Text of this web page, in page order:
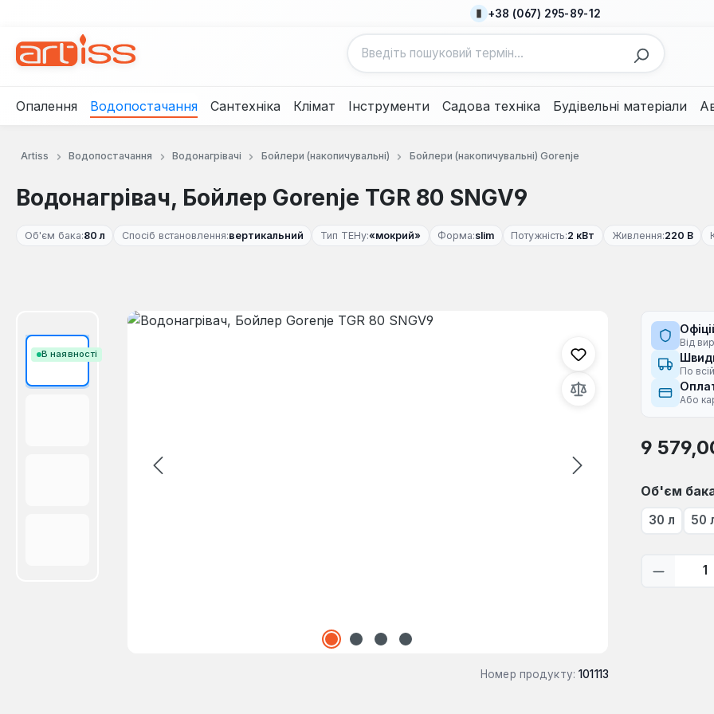
+38 (067) 295-89-12
Опалення Водопостачання Сантехніка Клімат Інструменти Садова техніка Будівельні матеріали
Artiss Водопостачання Водонагрівачі Бойлери (накопичувальні) Бойлери (накопичувальні) Gorenje
Водонагрівач, Бойлер Gorenje TGR 80 SNGV9
Об'єм бака:80 л Спосіб встановлення:вертикальний Тип ТЕНу:«мокрий» Форма:slim Потужність:2 кВт Живлення:220 В
В наявності
Пропустити галерею зображень
Номер продукту: 101113
Від
По
Або
Звичайна
9
Виберіть
Об'єм
30 л 50